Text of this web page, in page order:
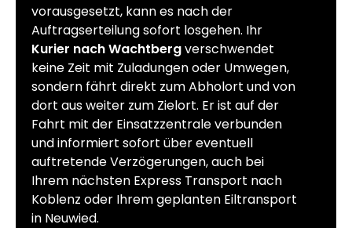
vorausgesetzt, kann es nach der
Auftragserteilung sofort losgehen. Ihr
Kurier nach Wachtbergverschwendet
keine Zeit mit Zuladungen oder Umwegen,
sondern fährt direkt zum Abholort und von
dort aus weiter zum Zielort. Er ist auf der
Fahrt mit der Einsatzzentrale verbunden
und informiert sofort über eventuell
auftretende Verzögerungen, auch bei
Ihrem nächsten Express Transport nach
Koblenz oder Ihrem geplanten Eiltransport
in Neuwied.